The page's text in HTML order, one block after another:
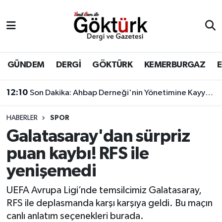
GÜNDEM DERGİ GÖKTÜRK KEMERBURGAZ
12:10 Son Dakika: Ahbap Derneği'nin Yönetimine Kayyum Atandı
HABERLER SPOR
Galatasaray'dan sürpriz
puan kaybı! RFS ile
yenişemedi
UEFA Avrupa Ligi’nde temsilcimiz Galatasaray,
RFS ile deplasmanda karşı karşıya geldi. Bu maçın
canlı anlatım seçenekleri burada.
BİLİM
DERGİ
DÜNYA
EĞİTİM
EKONOMİ
GÖKTÜRK
GÜNDEM
Eyüpsultan Hava Durumu
Eyüpsultan Trafik Yoğunluk Haritası
Süper Lig Puan Durumu ve Fikstür
Tüm Manşetler
Son Dakika Haberleri
Haber Arşivi